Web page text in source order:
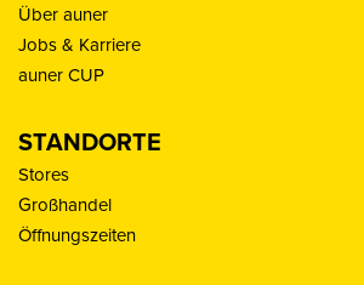
Über auner
Jobs & Karriere
auner CUP
STANDORTE
Stores
Großhandel
Öffnungszeiten